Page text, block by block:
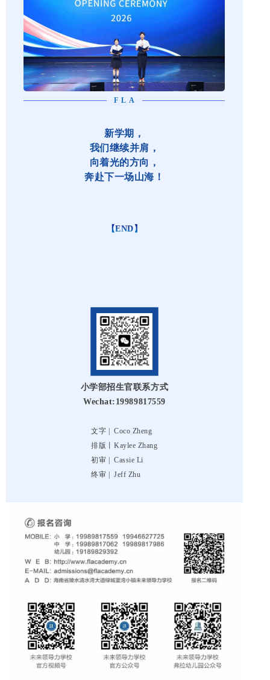
FLA
新学期，
我们继续并肩，
向着光的方向，
奔赴下一场山海！
【END】
小学部招生官联系方式
Wechat:19989817559
文字 |
排版丨
初审 |
终审 |
Coco Zheng
Kaylee Zhang
Cassie Li
Jeff Zhu